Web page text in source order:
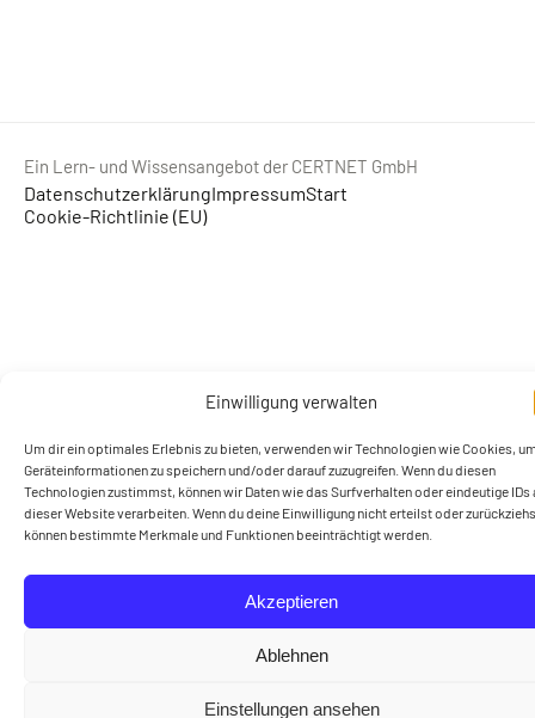
Einwilligung verwalten
Um dir ein optimales Erlebnis zu bieten, verwenden wir Technologien wie Cookies,
Geräteinformationen zu speichern und/oder darauf zuzugreifen. Wenn du diesen
Technologien zustimmst, können wir Daten wie das Surfverhalten oder eindeutige IDs
dieser Website verarbeiten. Wenn du deine Einwilligung nicht erteilst oder
können bestimmte Merkmale und Funktionen beeinträchtigt werden.
Akzeptieren
Ablehnen
Einstellungen ansehen
Ein Lern- und Wissensangebot der CERTNET GmbH
DatenschutzerklärungImpressumStart
Cookie-Richtlinie (EU)